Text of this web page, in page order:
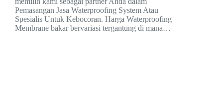
Pemasangan Jasa Waterproofing System Atau
Spesialis Untuk Kebocoran. Harga Waterproofing
Membrane bakar bervariasi tergantung di mana…